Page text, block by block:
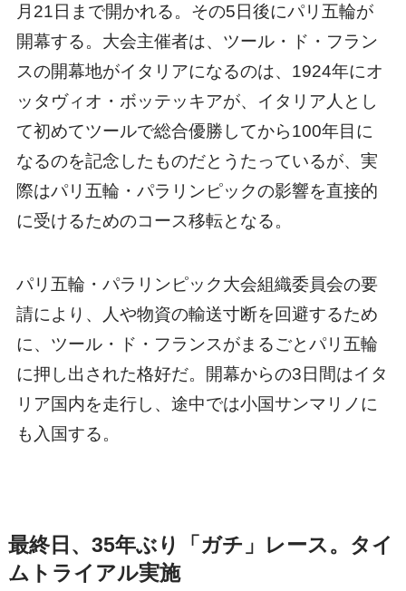
月21日まで開かれる。その5日後にパリ五輪が
開幕する。大会主催者は、ツール・ド・フラン
スの開幕地がイタリアになるのは、1924年にオ
ッタヴィオ・ボッテッキアが、イタリア人とし
て初めてツールで総合優勝してから100年目に
なるのを記念したものだとうたっているが、実
際はパリ五輪・パラリンピックの影響を直接的
に受けるためのコース移転となる。
パリ五輪・パラリンピック大会組織委員会の要
請により、人や物資の輸送寸断を回避するため
に、ツール・ド・フランスがまるごとパリ五輪
に押し出された格好だ。開幕からの3日間はイタ
リア国内を走行し、途中では小国サンマリノに
も入国する。
最終日、35年ぶり「ガチ」レース。タイ
ムトライアル実施